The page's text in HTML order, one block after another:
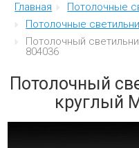
Люстры
Бра
Интерьерные
Уличные
Главная
Потолочные
Потолочные
Потолочный
804036
Потолочный
круглый